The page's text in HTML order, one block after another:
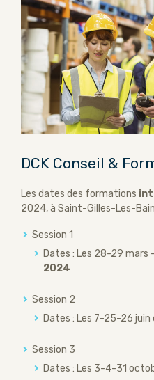
DCK Conseil &
Les dates des formations
2024, à Saint-Gilles-Les-
Session 1
Dates : Les 28-29 mars
2024
Session 2
Dates : Les 7-25-26
Session 3
Dates : Les 3-4-31